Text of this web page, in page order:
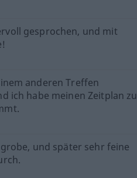
gesprochen, und mit
anderen Treffen
ich habe meinen Zeitplan zu
und später sehr feine